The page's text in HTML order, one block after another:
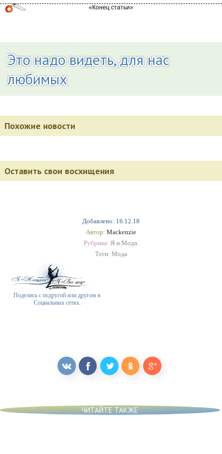
Добавлено: 16.12.18
Автор: Mackenzie
Рубрика: Я и Мода.
Теги: Мода
Поделись с подругой или другом в
Социальных сетях.
Это надо видеть, для нас
любимых
Похожие новости
Оставить свои восхищения
ЧИТАЙТЕ ТАКЖЕ